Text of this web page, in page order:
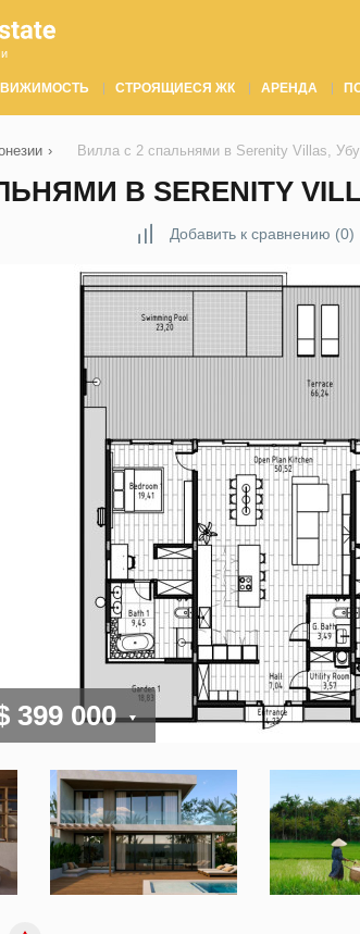
СТРОЯЩИЕСЯ ЖК АРЕНДА
› Вилла с 2 спальнями в Serenity Villas,
В SERENITY
Добавить к сравнению (0)
399 000